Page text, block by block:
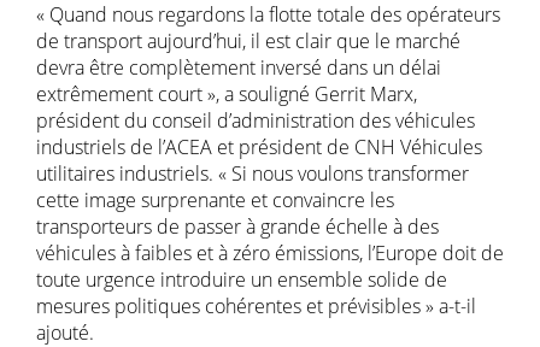
« Quand nous regardons la flotte totale des opérateurs
de transport aujourd’hui, il est clair que le marché
devra être complètement inversé dans un délai
extrêmement court », a souligné Gerrit Marx,
président du conseil d’administration des véhicules
industriels de l’ACEA et président de CNH Véhicules
utilitaires industriels. « Si nous voulons transformer
cette image surprenante et convaincre les
transporteurs de passer à grande échelle à des
véhicules à faibles et à zéro émissions, l’Europe doit de
toute urgence introduire un ensemble solide de
mesures politiques cohérentes et prévisibles » a-t-il
ajouté.